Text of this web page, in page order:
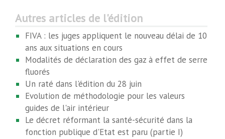
Autres articles de l'édition
FIVA : les juges appliquent le nouveau délai de 10
ans aux situations en cours
Modalités de déclaration des gaz à effet de serre
fluorés
Un raté dans l'édition du 28 juin
Evolution de méthodologie pour les valeurs
guides de l'air intérieur
Le décret réformant la santé-sécurité dans la
fonction publique d'Etat est paru (partie I)